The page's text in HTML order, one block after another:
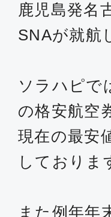
鹿児島発名
SNAが就航
ソラハピで
の格安航空
現在の最安
しておりま
また例年年